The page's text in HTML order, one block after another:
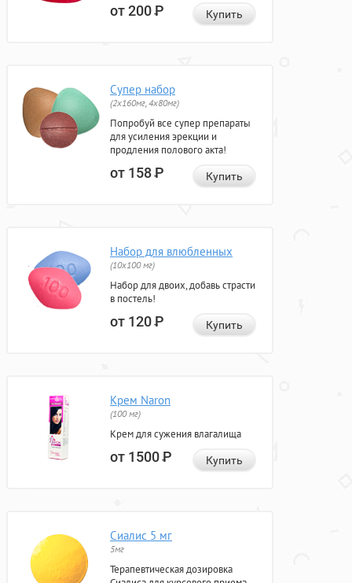
от 200Р Купить
Супер набор
(2х160мг, 4х80мг)
Попробуй все супер препараты
для усиления эрекции и
продления полового акта!
от 158Р Купить
Набор для влюбленных
(10х100 мг)
Набор для двоих, добавь страсти
в постель!
от 120Р Купить
Крем Naron
(100 мг)
Крем для сужения влагалища
от 1500Р Купить
Сиалис 5 мг
5мг
Терапевтическая дозировка